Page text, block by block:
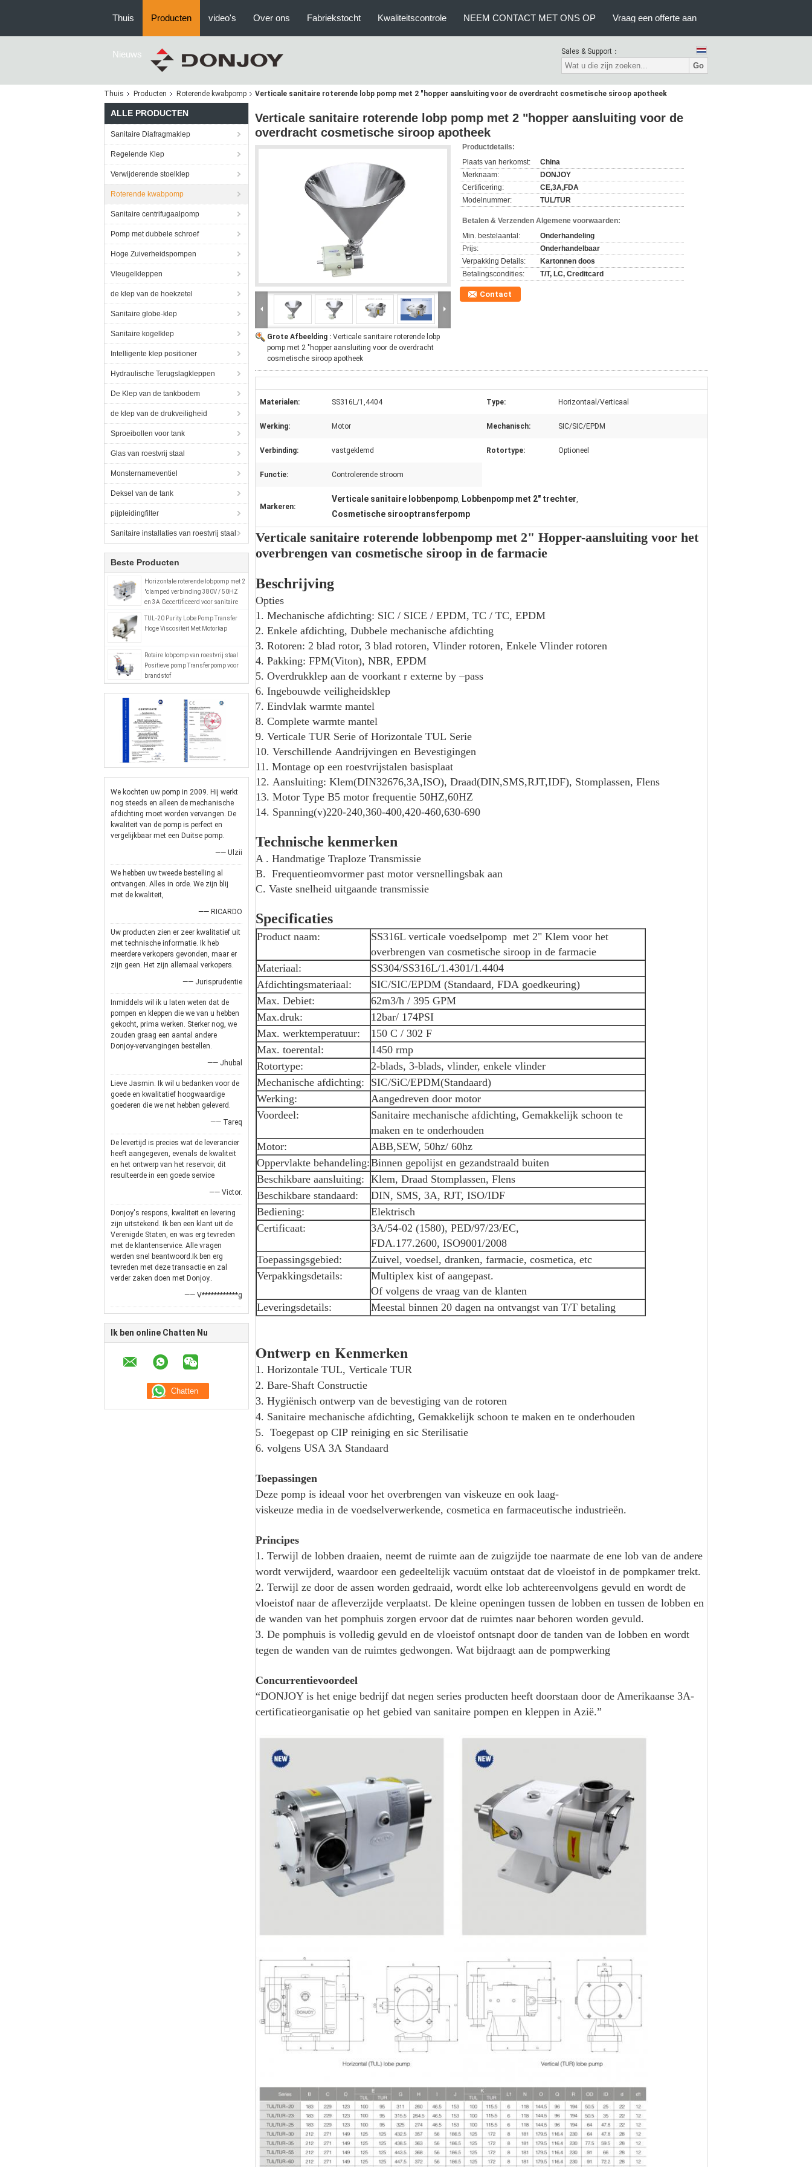
Thuis Producten video's Over ons Fabriekstocht Kwaliteitscontrole NEEM CONTACT MET ONS OP Vraag een offerte aan
Nieuws Sales & Support：
Go
Thuis Producten Roterende kwabpomp Verticale sanitaire roterende lobp pomp met 2 "hopper aansluiting voor de overdracht cosmetische siroop apotheek
ALLE PRODUCTEN
Sanitaire Diafragmaklep
Regelende Klep
Verwijderende stoelklep
Roterende kwabpomp
Sanitaire centrifugaalpomp
Pomp met dubbele schroef
Hoge Zuiverheidspompen
Vleugelkleppen
de klep van de hoekzetel
Sanitaire globe-klep
Sanitaire kogelklep
Intelligente klep positioner
Hydraulische Terugslagkleppen
De Klep van de tankbodem
de klep van de drukveiligheid
Sproeibollen voor tank
Glas van roestvrij staal
Monsternameventiel
Deksel van de tank
pijpleidingfilter
Sanitaire installaties van roestvrij staal
Beste Producten
Horizontale roterende lobpomp met 2
"clamped verbinding 380V / 50HZ
en 3A Gecertificeerd voor sanitaire
TUL-20 Purity Lobe Pomp Transfer
Hoge Viscositeit Met Motorkap
Rotaire lobpomp van roestvrij staal
Positieve pomp Transferpomp voor
brandstof
We kochten uw pomp in 2009. Hij werkt
nog steeds en alleen de mechanische
afdichting moet worden vervangen. De
kwaliteit van de pomp is perfect en
vergelijkbaar met een Duitse pomp.
—— Ulzii
We hebben uw tweede bestelling al
ontvangen. Alles in orde. We zijn blij
met de kwaliteit,
—— RICARDO
Uw producten zien er zeer kwalitatief uit
met technische informatie. Ik heb
meerdere verkopers gevonden, maar er
zijn geen. Het zijn allemaal verkopers.
—— Jurisprudentie
Inmiddels wil ik u laten weten dat de
pompen en kleppen die we van u hebben
gekocht, prima werken. Sterker nog, we
zouden graag een aantal andere
Donjoy-vervangingen bestellen.
—— Jhubal
Lieve Jasmin. Ik wil u bedanken voor de
goede en kwalitatief hoogwaardige
goederen die we net hebben geleverd.
—— Tareq
De levertijd is precies wat de leverancier
heeft aangegeven, evenals de kwaliteit
en het ontwerp van het reservoir, dit
resulteerde in een goede service
—— Victor.
Donjoy's respons, kwaliteit en levering
zijn uitstekend. Ik ben een klant uit de
Verenigde Staten, en was erg tevreden
met de klantenservice. Alle vragen
werden snel beantwoord.Ik ben erg
tevreden met deze transactie en zal
verder zaken doen met Donjoy..
—— V************g
Ik ben online Chatten Nu
Verticale sanitaire roterende lobp pomp met 2 "hopper aansluiting voor de
overdracht cosmetische siroop apotheek
Grote Afbeelding : Verticale sanitaire roterende lobp
pomp met 2 "hopper aansluiting voor de overdracht
cosmetische siroop apotheek
Productdetails:
Plaats van herkomst:
China
Merknaam:
DONJOY
Certificering:
CE,3A,FDA
Modelnummer:
TUL/TUR
Betalen & Verzenden Algemene voorwaarden:
Min. bestelaantal:
Onderhandeling
Prijs:
Onderhandelbaar
Verpakking Details:
Kartonnen doos
Betalingscondities:
T/T, LC, Creditcard
Contact
Materialen: SS316L/1,4404 Type: Horizontaal/Verticaal
Werking: Motor Mechanisch: SIC/SIC/EPDM
Verbinding: vastgeklemd Rotortype: Optioneel
Functie: Controlerende stroom
Markeren:
Verticale sanitaire lobbenpomp, Lobbenpomp met 2" trechter,
Cosmetische sirooptransferpomp
Verticale sanitaire roterende lobbenpomp met 2" Hopper-aansluiting voor het
overbrengen van cosmetische siroop in de farmacie
Beschrijving
Opties
1. Mechanische afdichting: SIC / SICE / EPDM, TC / TC, EPDM
2. Enkele afdichting, Dubbele mechanische afdichting
3. Rotoren: 2 blad rotor, 3 blad rotoren, Vlinder rotoren, Enkele Vlinder rotoren
4. Pakking: FPM(Viton), NBR, EPDM
5. Overdrukklep aan de voorkant r externe by –pass
6. Ingebouwde veiligheidsklep
7. Eindvlak warmte mantel
8. Complete warmte mantel
9. Verticale TUR Serie of Horizontale TUL Serie
10. Verschillende Aandrijvingen en Bevestigingen
11. Montage op een roestvrijstalen basisplaat
12. Aansluiting: Klem(DIN32676,3A,ISO), Draad(DIN,SMS,RJT,IDF), Stomplassen, Flens
13. Motor Type B5 motor frequentie 50HZ,60HZ
14. Spanning(v)220-240,360-400,420-460,630-690
Technische kenmerken
A . Handmatige Traploze Transmissie
B. Frequentieomvormer past motor versnellingsbak aan
C. Vaste snelheid uitgaande transmissie
Specificaties
Product naam:
SS316L verticale voedselpomp met 2" Klem voor het
overbrengen van cosmetische siroop in de farmacie
Materiaal:
SS304/SS316L/1.4301/1.4404
Afdichtingsmateriaal:
SIC/SIC/EPDM (Standaard, FDA goedkeuring)
Max. Debiet:
62m3/h / 395 GPM
Max.druk:
12bar/ 174PSI
Max. werktemperatuur:
150 C / 302 F
Max. toerental:
1450 rmp
Rotortype:
2-blads, 3-blads, vlinder, enkele vlinder
Mechanische afdichting:
SIC/SiC/EPDM(Standaard)
Werking:
Aangedreven door motor
Voordeel:
Sanitaire mechanische afdichting, Gemakkelijk schoon te
maken en te onderhouden
Motor:
ABB,SEW, 50hz/ 60hz
Oppervlakte behandeling:Binnen gepolijst en gezandstraald buiten
Beschikbare aansluiting: Klem, Draad Stomplassen, Flens
Beschikbare standaard:
DIN, SMS, 3A, RJT, ISO/IDF
Bediening:
Elektrisch
Certificaat:
3A/54-02 (1580), PED/97/23/EC,
FDA.177.2600, ISO9001/2008
Toepassingsgebied:
Zuivel, voedsel, dranken, farmacie, cosmetica, etc
Verpakkingsdetails:
Multiplex kist of aangepast.
Of volgens de vraag van de klanten
Leveringsdetails:
Meestal binnen 20 dagen na ontvangst van T/T betaling
Ontwerp en Kenmerken
1. Horizontale TUL, Verticale TUR
2. Bare-Shaft Constructie
3. Hygiënisch ontwerp van de bevestiging van de rotoren
4. Sanitaire mechanische afdichting, Gemakkelijk schoon te maken en te onderhouden
5. Toegepast op CIP reiniging en sic Sterilisatie
6. volgens USA 3A Standaard
Toepassingen
Deze pomp is ideaal voor het overbrengen van viskeuze en ook laag-
viskeuze media in de voedselverwerkende, cosmetica en farmaceutische industrieën.
Principes
1. Terwijl de lobben draaien, neemt de ruimte aan de zuigzijde toe naarmate de ene lob van de andere
wordt verwijderd, waardoor een gedeeltelijk vacuüm ontstaat dat de vloeistof in de pompkamer trekt.
2. Terwijl ze door de assen worden gedraaid, wordt elke lob achtereenvolgens gevuld en wordt de
vloeistof naar de afleverzijde verplaatst. De kleine openingen tussen de lobben en tussen de lobben en
de wanden van het pomphuis zorgen ervoor dat de ruimtes naar behoren worden gevuld.
3. De pomphuis is volledig gevuld en de vloeistof ontsnapt door de tanden van de lobben en wordt
tegen de wanden van de ruimtes gedwongen. Wat bijdraagt aan de pompwerking
Concurrentievoordeel
“DONJOY is het enige bedrijf dat negen series producten heeft doorstaan door de Amerikaanse 3A-
certificatieorganisatie op het gebied van sanitaire pompen en kleppen in Azië.”